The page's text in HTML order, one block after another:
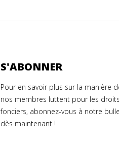
S'ABONNER
Pour en savoir plus sur la manière
nos membres luttent pour les droits
fonciers, abonnez-vous à notre
dès maintenant !